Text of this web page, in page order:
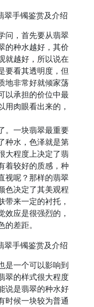
，首先要从翡翠
的种水越好，其价
就越好，所以说在
要看其透明度，但
地非常好就倾家荡
以承担的价位中最
用肉眼看出来的，
一块翡翠最重要
种水，色泽就是第
大程度上决定了翡
着较好的质感，种
视呢？那样的翡翠
色决定了其美观程
带来一定的衬托，
效应是很强烈的，
差距。
一个可以影响到
翠的样式很大程度
说是翡翠的种水好
时候一块较为普通